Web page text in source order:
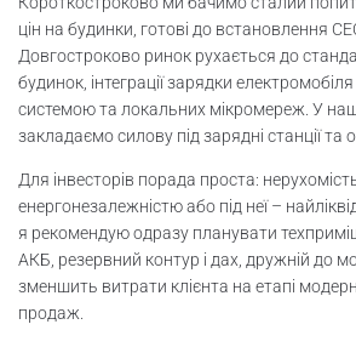
цін на будинки, готові до встановлення
Довгостроково ринок рухається до
будинок, інтеграції зарядки
системою та локальних мікромереж. У
закладаємо силову під зарядні станції та
Для інвесторів порада проста:
енергонезалежністю або під неї –
я рекомендую одразу планувати
АКБ, резервний контур і дах, дружній до
зменшить витрати клієнта на етапі
продаж.